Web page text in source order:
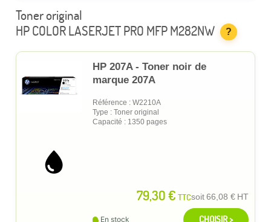
Toner original
HP COLOR LASERJET PRO MFP M282NW
?
HP 207A - Toner noir de
marque 207A
Référence : W2210A
Type : Toner original
Capacité : 1350 pages
79,30 € TTCsoit66,08 € HT
En stock CHOISIR >